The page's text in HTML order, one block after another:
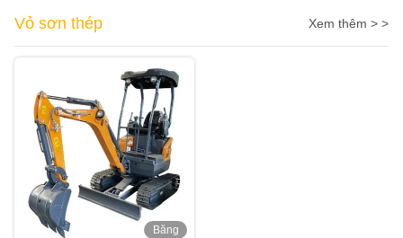
Vỏ sơn thép Xem thêm > >
Băng